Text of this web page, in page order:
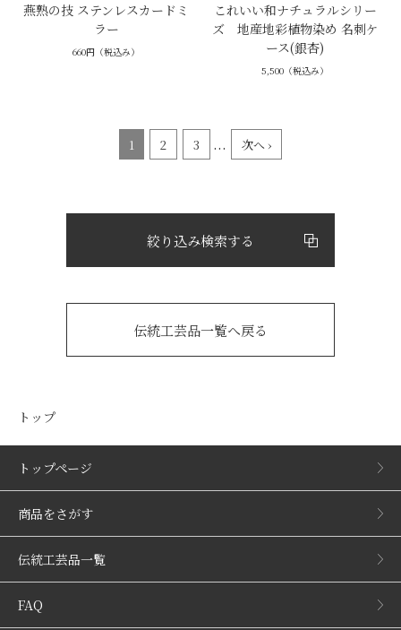
燕熟の技 ステンレスカードミ
ラー
660円（税込み）
これいい和ナチュラルシリー
ズ 地産地彩植物染め 名刺ケ
ース(銀杏)
5,500（税込み）
1 2 3 ... 次へ ›
絞り込み検索する
伝統工芸品一覧へ戻る
トップ
トップページ
商品をさがす
伝統工芸品一覧
FAQ